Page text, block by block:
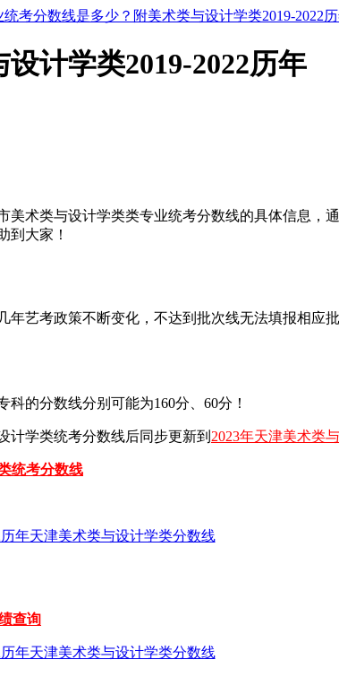
考分数线是多少？附美术类与设计学类2019-2022
计学类2019-2022历年
美术类与设计学类类专业统考分数线的具体信息，
到大家！
艺考政策不断变化，不达到批次线无法填报相应
的分数线分别可能为160分、60分！
计学类统考分数线后同步更新到 2023年天津美术类
统考分数线
查询